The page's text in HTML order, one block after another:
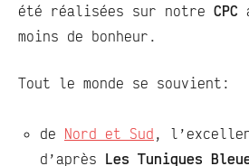
été réalisées sur notre CPC
moins de bonheur.
Tout le monde se souvient:
de Nord et Sud ,
d’après Les Tuniques